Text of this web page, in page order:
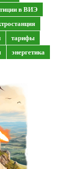
в ВИЭ
тарифы
энергетика